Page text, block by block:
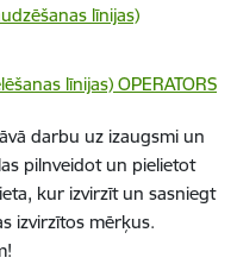
līnijas)
līnijas) OPERATORS
darbu uz izaugsmi un
pilnveidot un pielietot
kur izvirzīt un sasniegt
izvirzītos mērķus.